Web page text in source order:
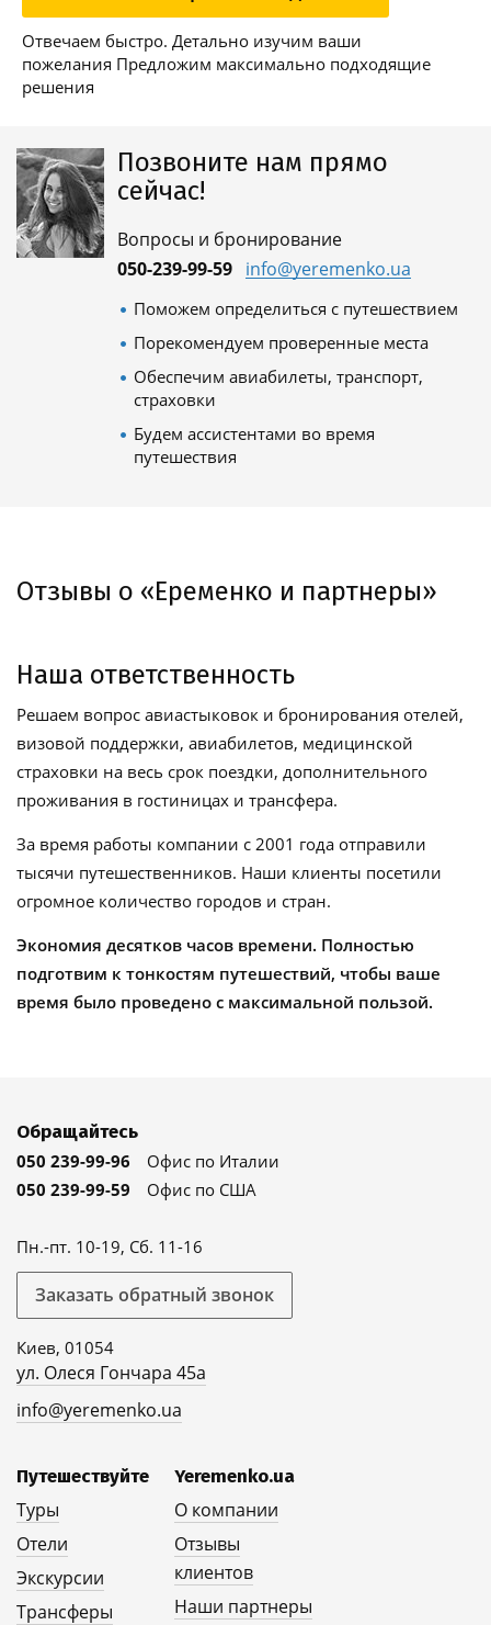
Отвечаем быстро. Детально изучим ваши
пожелания Предложим максимально подходящие
решения
Позвоните нам прямо
сейчас!
Вопросы и бронирование
050-239-99-59 info@yeremenko.ua
Поможем определиться с путешествием
Порекомендуем проверенные места
Обеспечим авиабилеты, транспорт,
страховки
Будем ассистентами во время
путешествия
Отзывы о «Еременко и партнеры»
Наша ответственность
Решаем вопрос авиастыковок и бронирования отелей,
визовой поддержки, авиабилетов, медицинской
страховки на весь срок поездки, дополнительного
проживания в гостиницах и трансфера.
За время работы компании с 2001 года отправили
тысячи путешественников. Наши клиенты посетили
огромное количество городов и стран.
Экономия десятков часов времени. Полностью
подготвим к тонкостям путешествий, чтобы ваше
время было проведено с максимальной пользой.
Обращайтесь
050 239-99-96
Офис по Италии
050 239-99-59
Офис по США
Пн.-пт. 10-19, Сб. 11-16
Заказать обратный звонок
Киев, 01054
ул. Олеся Гончара 45а
info@yeremenko.ua
Путешествуйте
Туры
Отели
Экскурсии
Трансферы
Yeremenko.ua
О компании
Отзывы
клиентов
Наши партнеры